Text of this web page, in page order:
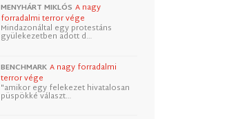
MENYHÁRT MIKLÓS A nagy
forradalmi terror vége
Mindazonáltal egy protestáns
gyülekezetben adott d…
BENCHMARK A nagy forradalmi
terror vége
"amikor egy felekezet hivatalosan
püspökké választ…